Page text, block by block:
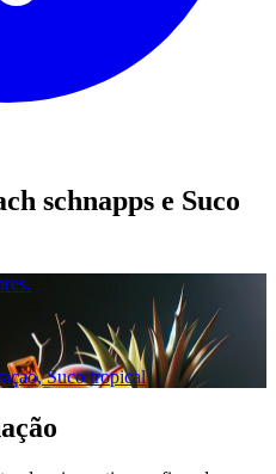
schnapps e Suco
Suco tropical